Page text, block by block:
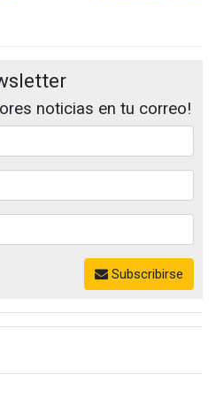
noticias en tu correo!
Subscribirse